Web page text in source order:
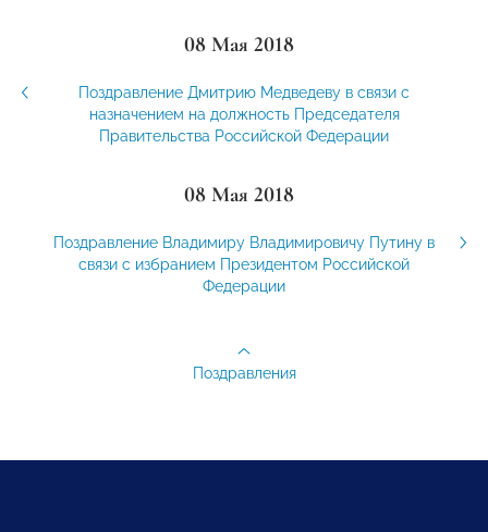
08 Мая 2018
Поздравление Дмитрию Медведеву в связи с
назначением на должность Председателя
Правительства Российской Федерации
08 Мая 2018
Поздравление Владимиру Владимировичу Путину в
связи с избранием Президентом Российской
Федерации
Поздравления